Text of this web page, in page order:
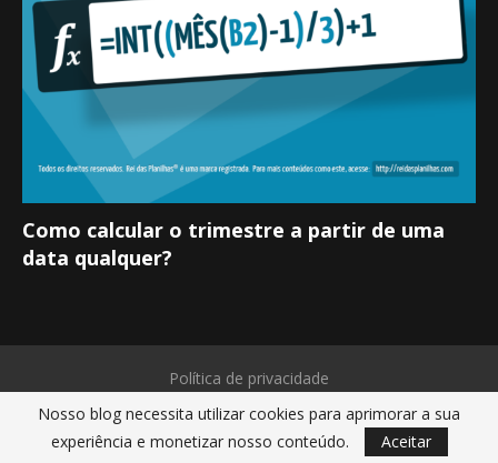
Como calcular o trimestre a partir de uma
data qualquer?
Política de privacidade
Rei das Planilhas® é uma marca registrada. Todos os direitos reservados.
Nosso blog necessita utilizar cookies para aprimorar a sua
experiência e monetizar nosso conteúdo.
Aceitar